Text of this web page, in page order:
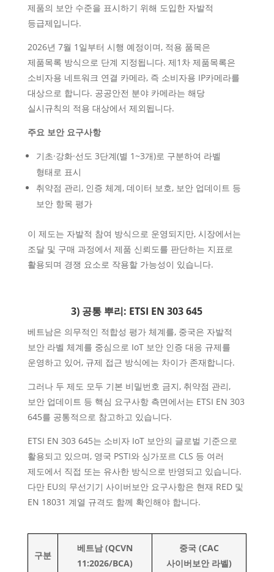
제품의 보안 수준을 표시하기 위해 도입한 자발적
등급제입니다.
2026년 7월 1일부터 시행 예정이며, 적용 품목은
제품목록 방식으로 단계 지정됩니다. 제1차 제품목록은
소비자용 네트워크 연결 카메라, 즉 소비자용 IP카메라를
대상으로 합니다. 공공안전 분야 카메라는 해당
실시규칙의 적용 대상에서 제외됩니다.
주요 보안 요구사항
기초·강화·선도 3단계(별 1~3개)로 구분하여 라벨
형태로 표시
취약점 관리, 인증 체계, 데이터 보호, 보안 업데이트 등
보안 항목 평가
이 제도는 자발적 참여 방식으로 운영되지만, 시장에서는
조달 및 구매 과정에서 제품 신뢰도를 판단하는 지표로
활용되며 경쟁 요소로 작용할 가능성이 있습니다.
3) 공통 뿌리: ETSI EN 303 645
베트남은 의무적인 적합성 평가 체계를, 중국은 자발적
보안 라벨 체계를 중심으로 IoT 보안 인증 대응 규제를
운영하고 있어, 규제 접근 방식에는 차이가 존재합니다.
그러나 두 제도 모두 기본 비밀번호 금지, 취약점 관리,
보안 업데이트 등 핵심 요구사항 측면에서는 ETSI EN 303
645를 공통적으로 참고하고 있습니다.
ETSI EN 303 645는 소비자 IoT 보안의 글로벌 기준으로
활용되고 있으며, 영국 PSTI와 싱가포르 CLS 등 여러
제도에서 직접 또는 유사한 방식으로 반영되고 있습니다.
다만 EU의 무선기기 사이버보안 요구사항은 현재 RED 및
EN 18031 계열 규격도 함께 확인해야 합니다.
구분
베트남 (QCVN
11:2026/BCA)
중국 (CAC
사이버보안 라벨)